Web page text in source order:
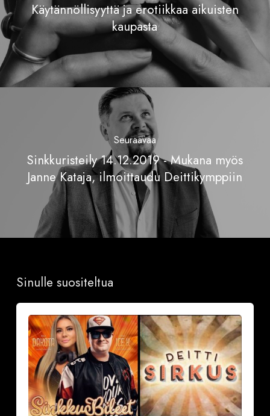
Käytännöllisyyttä ja erotiikkaa aikuisten
kaupasta
Seuraavaa
Sinkkuristeily 14.12.2019 - Mukana myös
Janne Kataja, ilmoittaudu Deittikymppiin
Sinulle suositeltua
Sinkkubileet
19.9.2026
Deittisirkus
Speed
Dating,